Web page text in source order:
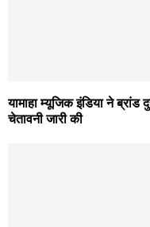
यामाहा म्यूजिक इंडिया ने ब्रांड
चेतावनी जारी की